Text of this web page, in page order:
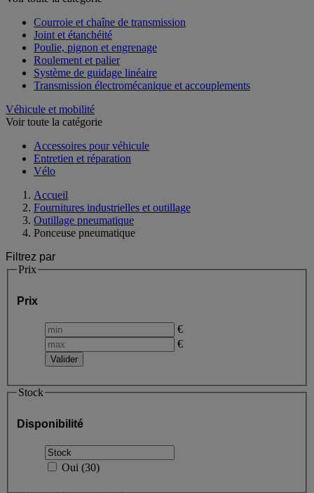
Courroie et chaîne de transmission
Joint et étanchéité
Poulie, pignon et engrenage
Roulement et palier
Système de guidage linéaire
Transmission électromécanique et accouplements
Véhicule et mobilité
Voir toute la catégorie
Accessoires pour véhicule
Entretien et réparation
Vélo
Accueil
Fournitures industrielles et outillage
Outillage pneumatique
Ponceuse pneumatique
Filtrez par
Prix
Prix
€
€
Stock
Disponibilité
Oui (30)